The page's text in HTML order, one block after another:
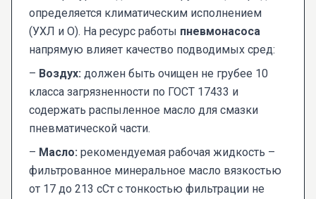
определяется климатическим исполнением
(УХЛ и О). На ресурс работы пневмонасоса
напрямую влияет качество подводимых сред:
– Воздух: должен быть очищен не грубее 10
класса загрязненности по ГОСТ 17433 и
содержать распыленное масло для смазки
пневматической части.
– Масло: рекомендуемая рабочая жидкость –
фильтрованное минеральное масло вязкостью
от 17 до 213 сСт с тонкостью фильтрации не